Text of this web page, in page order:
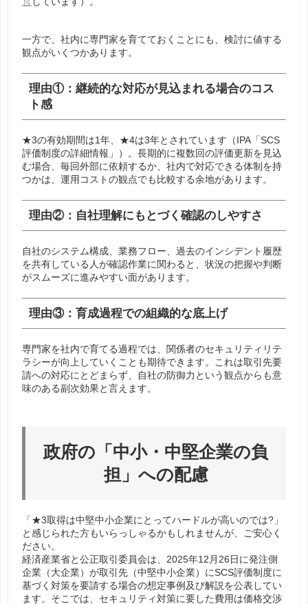
一方で、社内に専門家を育てておくことにも、検討に値する
観点がいくつかあります。
理由①：継続的な対応が見込まれる場合のコス
ト感
★3の有効期間は1年、★4は3年とされています（IPA「SCS
評価制度の詳細情報」）。長期的に複数回の評価更新を見込
む場合、毎回外部に依頼するか、社内で対応できる体制を持
つかは、運用コストの観点でも比較する余地があります。
理由②：自社理解にもとづく確認のしやすさ
自社のシステム構成、業務フロー、過去のインシデント履歴
を共有している人が確認作業に関わると、状況の把握や判断
がスムーズに進みやすい面があります。
理由③：育成過程での組織的な底上げ
専門家を社内で育てる過程では、関係者のセキュリティリテ
ラシーが向上していくことも期待できます。これは取引先要
請への対応にとどまらず、自社の防御力という観点からも意
味のある副次効果と言えます。
政府の「中小・中堅企業の負
担」への配慮
「★3取得は中堅中小企業にとってハードルが高いのでは?」
と感じられた方もいらっしゃるかもしれませんが、ご安心く
ださい。
経済産業省と公正取引委員会は、2025年12月26日に発注側
企業（大企業）が取引先（中堅中小企業）にSCS評価制度に
基づく対策を要請する場合の想定事例及び解説を公表してい
ます。そこでは、セキュリティ対策に要した費用は価格交渉